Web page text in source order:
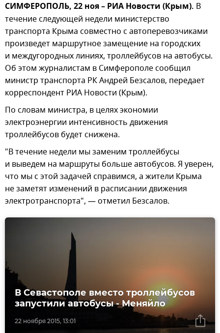
СИМФЕРОПОЛЬ, 22 ноя – РИА Новости (Крым). В
течение следующей недели министерство
транспорта Крыма совместно с автоперевозчиками
произведет маршрутное замещение на городских
и междугородных линиях, троллейбусов на автобусы.
Об этом журналистам в Симферополе сообщил
министр транспорта РК Андрей Безсалов, передает
корреспондент РИА Новости (Крым).
По словам министра, в целях экономии
электроэнергии интенсивность движения
троллейбусов будет снижена.
"В течение недели мы заменим троллейбусы
и выведем на маршруты больше автобусов. Я уверен,
что мы с этой задачей справимся, а жители Крыма
не заметят изменений в расписании движения
электротранспорта", — отметил Безсалов.
22 ноября 2015, 13:01
В Севастополе вместо троллейбусов
запустили автобусы - Меняйло